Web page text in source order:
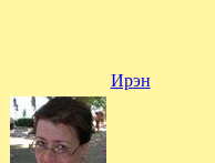
Ирэн